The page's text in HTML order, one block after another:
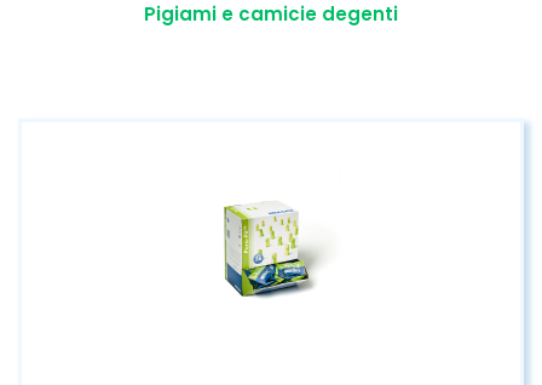
Pigiami e camicie degenti